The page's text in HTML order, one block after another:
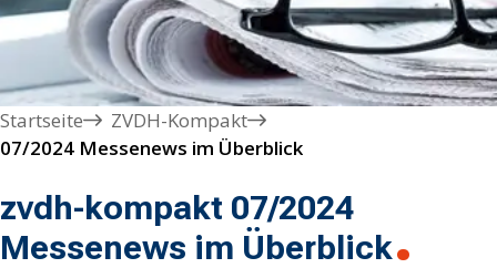
Startseite
ZVDH-Kompakt
07/2024 Messenews im Überblick
zvdh-kompakt 07/2024
Messenews im Überblick